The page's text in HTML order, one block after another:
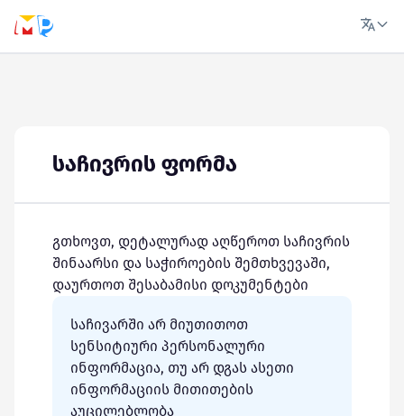
საჩივრის ფორმა
გთხოვთ, დეტალურად აღწეროთ საჩივრის
შინაარსი და საჭიროების შემთხვევაში,
დაურთოთ შესაბამისი დოკუმენტები
საჩივარში არ მიუთითოთ
სენსიტიური პერსონალური
ინფორმაცია, თუ არ დგას ასეთი
ინფორმაციის მითითების
აუცილებლობა